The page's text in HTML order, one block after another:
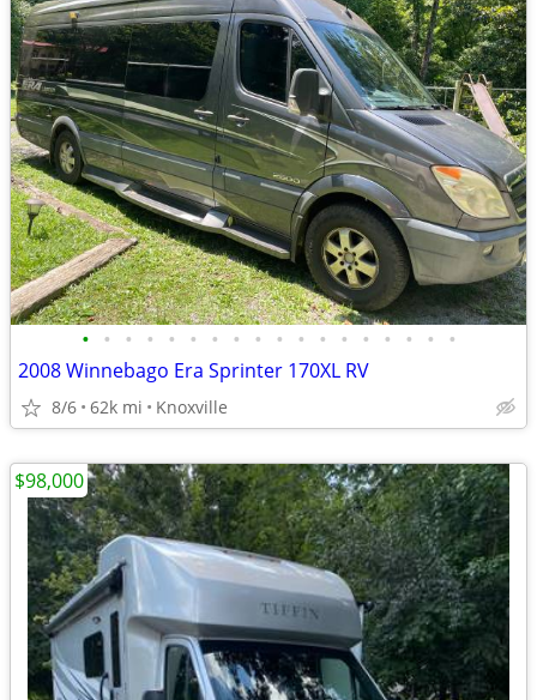
• • • • • • • • • • • • • • • • • •
2008 Winnebago Era Sprinter 170XL RV
8/6 62k mi Knoxville
$98,000